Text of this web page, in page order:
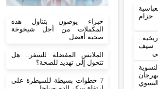
حزام
سيف
خبراء يوصون بتناول هذه
المكملات من أجل شيخوخة
صحية أفضل
الملابس المفضلة للسفر.. هل
تتحول إلى تهديد للصحة؟
7 خطوات بسيطة للسيطرة على